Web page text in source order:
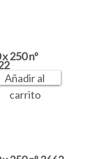
250 nº
Añadir al
carrito